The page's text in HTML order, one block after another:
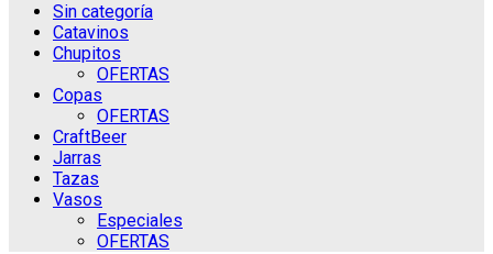
Sin categoría
Catavinos
Chupitos
OFERTAS
Copas
OFERTAS
CraftBeer
Jarras
Tazas
Vasos
Especiales
OFERTAS